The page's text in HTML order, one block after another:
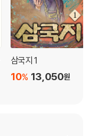
삼국지 1
13,050원
10%